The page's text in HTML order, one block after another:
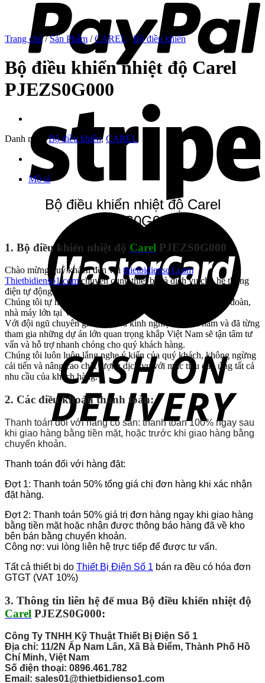
Trang chủ / Sản Phẩm / CAREL Bộ điều khiển
Bộ điều khiển nhiệt độ Carel
PJEZS0G000
Danh mục:Bộ điều khiển, CAREL
Mô tả
Bộ điều khiển nhiệt độ Carel
PJEZS0G000
1. Bộ điều khiển nhiệt độ Carel PJEZS0G000
Chào mừng quý khách đến với thietbidienso1.com
Thietbidienso1.com chuyên cung thiết bị và dịch vụ cho hệ thống
điện tự động trong công nghiệp cũng như điện dân dụng.
Chúng tôi tự hào là nhà cung cấp thiết bị điện cho nhiều tập đoàn,
nhà máy lớn tại Việt Nam.
Với đội ngũ chuyên gia có nhiều kinh nghiệm nhiều năm và đã từng
tham gia những dự án lớn quan trọng khắp Việt Nam sẽ tận tâm tư
vấn và hỗ trợ nhanh chóng cho quý khách hàng.
Chúng tôi luôn luôn lắng nghe ý kiến của quý khách, không ngừng
cải tiến và nâng cao chất lượng dịch vụ với mục tiêu đáp ứng tất cả
nhu cầu của khách hàng.
2. Các điều khoản thanh toán:
Thanh toán đối với hàng có sẵn: thanh toán 100% ngay sau
khi giao hàng bằng tiền mặt, hoặc trước khi giao hàng bằng
chuyển khoản.
Thanh toán đối với hàng đặt:
Đợt 1: Thanh toán 50% tổng giá chị đơn hàng khi xác nhận
đặt hàng.
Đợt 2: Thanh toán 50% giá trị đơn hàng ngay khi giao hàng
bằng tiền mặt hoặc nhận được thông báo hàng đã về kho
bên bán bằng chuyển khoản.
Công nợ: vui lòng liên hệ trực tiếp để được tư vấn.
Tất cả thiết bị do Thiết Bị Điện Số 1 bán ra đều có hóa đơn
GTGT (VAT 10%)
3. Thông tin liên hệ để mua Bộ điều khiển nhiệt độ
Carel PJEZS0G000:
Công Ty TNHH Kỹ Thuật Thiết Bị Điện Số 1
Địa chỉ: 11/2N Ấp Nam Lân, Xã Bà Điểm, Thành Phố Hồ
Chí Minh, Việt Nam
Số điện thoại: 0896.461.782
Email: sales01@thietbidienso1.com